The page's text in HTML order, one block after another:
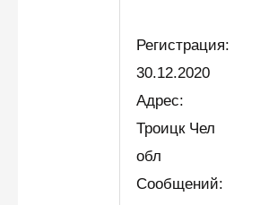
Регистрация:
30.12.2020
Адрес:
Троицк Чел
обл
Сообщений: